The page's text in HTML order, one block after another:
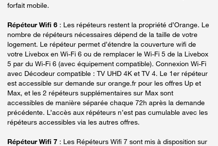
forfait mobile.
Répéteur Wifi 6 : Les répéteurs restent la propriété d’Orange. Le
nombre de répéteurs nécessaires dépend de la taille de votre
logement. Le répéteur permet d’étendre la couverture wifi de
votre Livebox en Wi-Fi 6 ou de remplacer le Wi-Fi 5 de la Livebox
5 par du Wi-Fi 6 (avec équipement compatible). Connexion Wi-Fi
avec Décodeur compatible : TV UHD 4K et TV 4. Le 1er répéteur
est accessible sur demande sur orange.fr pour les offres Up et
Max, et les 2 répéteurs supplémentaires sur Max sont
accessibles de manière séparée chaque 72h après la demande
précédente. L’accès aux répéteurs n’est pas cumulable avec les
répéteurs accessibles via les autres offres.
Répéteur Wifi 7 : Les Répéteurs Wifi 7 sont mis à disposition sur